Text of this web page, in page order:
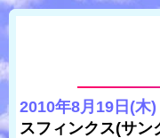
2010年8月19日(木)
スフィンクス(サン